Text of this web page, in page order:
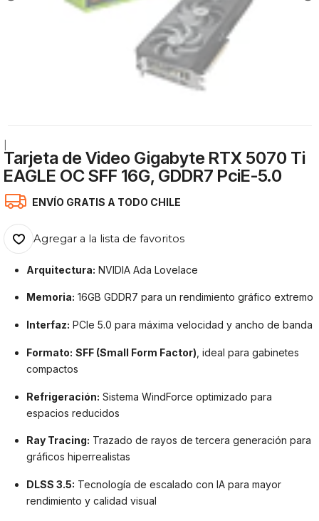
Tarjeta de Video Gigabyte RTX 5070 Ti
EAGLE OC SFF 16G, GDDR7 PciE-5.0
ENVÍO GRATIS A TODO CHILE
Agregar a la lista de favoritos
Arquitectura: NVIDIA Ada Lovelace
Memoria: 16GB GDDR7 para un rendimiento gráfico extremo
Interfaz: PCIe 5.0 para máxima velocidad y ancho de banda
Formato: SFF (Small Form Factor) , ideal para gabinetes
compactos
Refrigeración: Sistema WindForce optimizado para
espacios reducidos
Ray Tracing: Trazado de rayos de tercera generación para
gráficos hiperrealistas
DLSS 3.5: Tecnología de escalado con IA para mayor
rendimiento y calidad visual